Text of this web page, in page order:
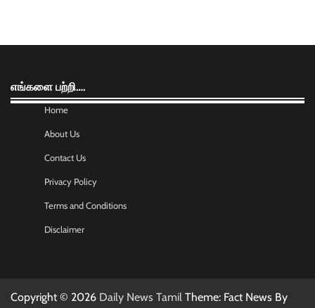
எங்களை பற்றி….
Home
About Us
Contact Us
Privacy Policy
Terms and Conditions
Disclaimer
Copyright © 2026 Daily News Tamil Theme: Fact News By